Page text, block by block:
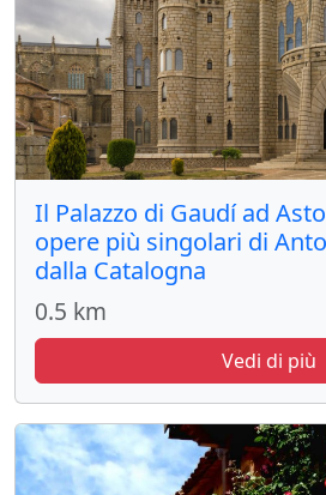
Il Palazzo di Gaudí ad
opere più singolari di
dalla Catalogna
0.5 km
Vedi di più